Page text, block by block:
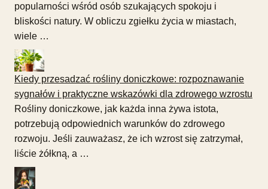
popularności wśród osób szukających spokoju i
bliskości natury. W obliczu zgiełku życia w miastach,
wiele …
Kiedy przesadzać rośliny doniczkowe: rozpoznawanie
sygnałów i praktyczne wskazówki dla zdrowego wzrostu
Rośliny doniczkowe, jak każda inna żywa istota,
potrzebują odpowiednich warunków do zdrowego
rozwoju. Jeśli zauważasz, że ich wzrost się zatrzymał,
liście żółkną, a …